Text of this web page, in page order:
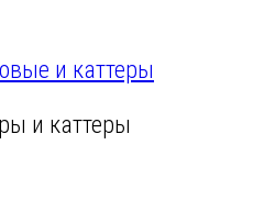
и каттеры
и каттеры